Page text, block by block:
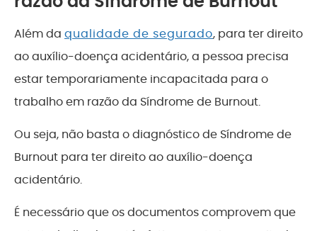
Além da qualidade de segurado, para ter direito
ao auxílio-doença acidentário, a pessoa precisa
estar temporariamente incapacitada para o
trabalho em razão da Síndrome de Burnout.
Ou seja, não basta o diagnóstico de Síndrome de
Burnout para ter direito ao auxílio-doença
acidentário.
É necessário que os documentos comprovem que